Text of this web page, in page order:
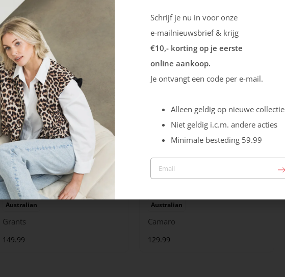
Australian
Grants
149.99
Australian
Camaro
129.99
Schrijf je nu in voor onze
e-mailnieuwsbrief & krijg
€10,- korting op je eerste
online aankoop.
Je ontvangt een code per e-mail.
Alleen geldig op nieuwe collectie
Niet geldig i.c.m. andere acties
Minimale besteding 59.99